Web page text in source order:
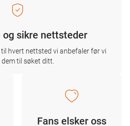
og sikre nettsteder
hvert nettsted vi anbefaler før vi
dem til søket ditt.
Fans elsker oss